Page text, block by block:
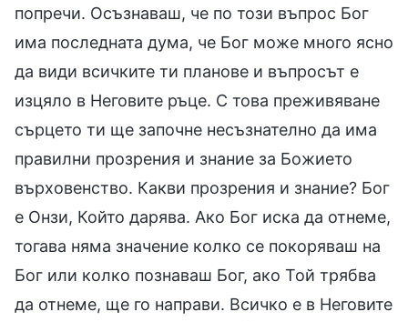
попречи. Осъзнаваш, че по този въпрос Бог
има последната дума, че Бог може много ясно
да види всичките ти планове и въпросът е
изцяло в Неговите ръце. С това преживяване
сърцето ти ще започне несъзнателно да има
правилни прозрения и знание за Божието
върховенство. Какви прозрения и знание? Бог
е Онзи, Който дарява. Ако Бог иска да отнеме,
тогава няма значение колко се покоряваш на
Бог или колко познаваш Бог, ако Той трябва
да отнеме, ще го направи. Всичко е в Неговите